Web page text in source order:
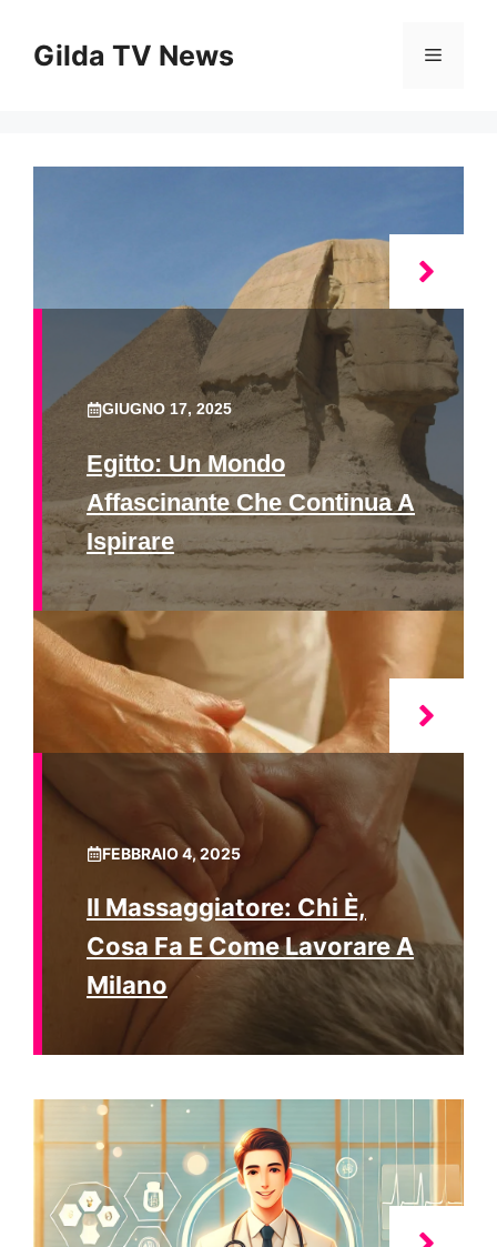
contenuto
Gilda TV News Menu
GIUGNO 17, 2025
Egitto: Un Mondo
Affascinante Che Continua A
Ispirare
FEBBRAIO 4, 2025
Il Massaggiatore: Chi È,
Cosa Fa E Come Lavorare A
Milano